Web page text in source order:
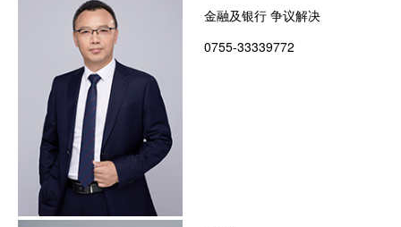
金融及银行 争议解决
0755-33339772